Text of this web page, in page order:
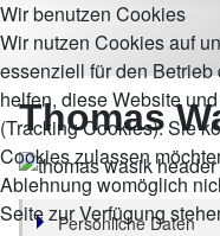
Thomas
Persönliche Daten
Wir benutzen Cookies
Wir nutzen Cookies auf
essenziell für den
helfen, diese Website
(Tracking Cookies). Sie
Cookies zulassen
Ablehnung womöglich
Seite zur Verfügung